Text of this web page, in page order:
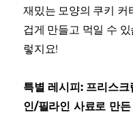
재밌는 모양의 쿠키 커
겁게 만들고 먹일 수
렇지요!
특별 레시피: 프리스
인/필라인 사료로 만